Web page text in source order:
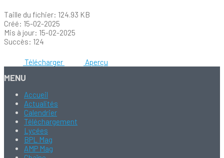
Taille du fichier: 124.93 KB
Créé: 15-02-2025
Mis à jour: 15-02-2025
Succès: 124
Télécharger Aperçu
MENU
Accueil
Actualités
Calendrier
Téléchargement
Lycées
BPL Mag
AMP Mag